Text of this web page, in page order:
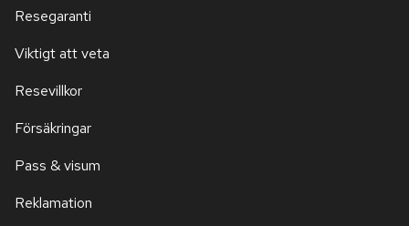
Resegaranti
Viktigt att veta
Resevillkor
Försäkringar
Pass & visum
Reklamation